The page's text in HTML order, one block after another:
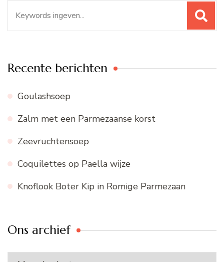
naar:
Recente berichten
Goulashsoep
Zalm met een Parmezaanse korst
Zeevruchtensoep
Coquilettes op Paella wijze
Knoflook Boter Kip in Romige Parmezaan
Ons archief
Ons